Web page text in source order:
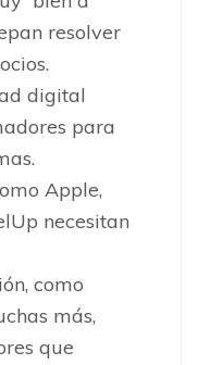
resolver
digital
para
Apple,
necesitan
como
más,
que